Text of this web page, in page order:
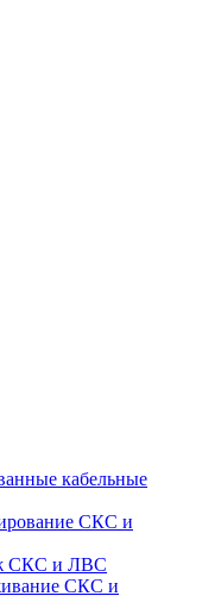
кабельные
СКС и
СКС и ЛВС
СКС и